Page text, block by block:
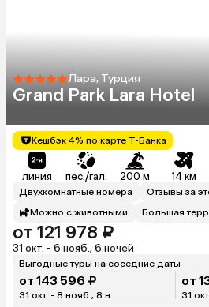
Лара, Турция
Grand Park Lara Hotel
Кешбэк 4% по карте Т-Банка
линия пес./гал. 200 м 14 км
Двухкомнатные номера
Отзывы за
Можно с животными
Большая
от 121 978 ₽
31 окт. - 6 нояб., 6 ночей
Выгодные туры на соседние даты
от 143 596 ₽
31 окт. - 8 нояб., 8 н.
от
31